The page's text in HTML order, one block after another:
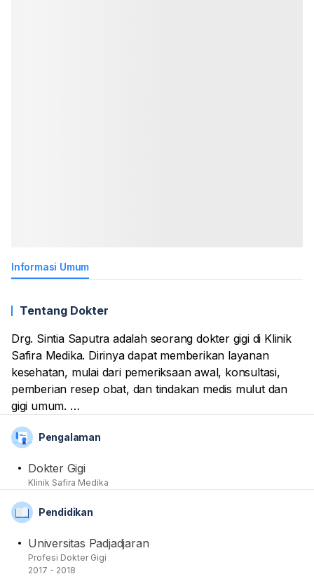
Informasi Umum
Tentang Dokter
Drg. Sintia Saputra adalah seorang dokter gigi di Klinik
Safira Medika. Dirinya dapat memberikan layanan
kesehatan, mulai dari pemeriksaan awal, konsultasi,
pemberian resep obat, dan tindakan medis mulut dan
gigi umum.
Beliau merupakan alumnus dari Universitas
sebagai anggota aktif dari organisasi profesi
kedokteran, termasuk Ikatan Dokter Indonesia (IDI) dan
Persatuan Dokter Gigi Indonesia (PDGI)
Pengalaman
Dokter Gigi
Klinik Safira Medika
Pendidikan
Universitas Padjadjaran
Profesi Dokter Gigi
2017 - 2018